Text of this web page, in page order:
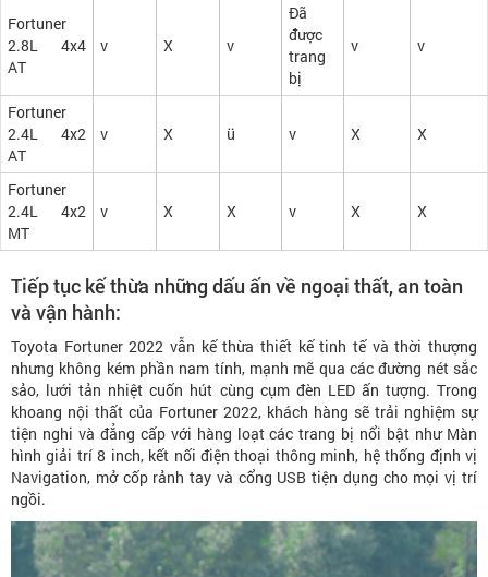
Fortuner
2.8L 4x4
AT
v X v
Đã
được
trang
bị
v v
Fortuner
2.4L 4x2
AT
v X ü v X X
Fortuner
2.4L 4x2
MT
v X X v X X
Tiếp tục kế thừa những dấu ấn về ngoại thất, an toàn
và vận hành:
Toyota Fortuner 2022 vẫn kế thừa thiết kế tinh tế và thời thượng
nhưng không kém phần nam tính, mạnh mẽ qua các đường nét sắc
sảo, lưới tản nhiệt cuốn hút cùng cụm đèn LED ấn tượng. Trong
khoang nội thất của Fortuner 2022, khách hàng sẽ trải nghiệm sự
tiện nghi và đẳng cấp với hàng loạt các trang bị nổi bật như Màn
hình giải trí 8 inch, kết nối điện thoại thông minh, hệ thống định vị
Navigation, mở cốp rảnh tay và cổng USB tiện dụng cho mọi vị trí
ngồi.